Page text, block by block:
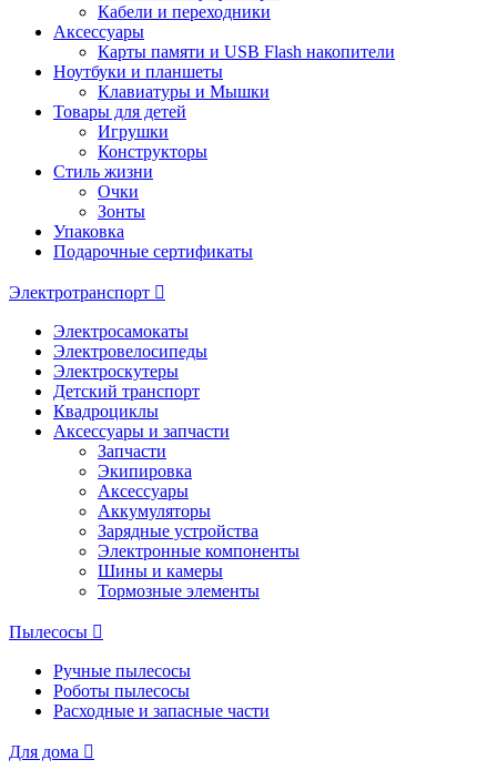
Кабели и переходники
Аксессуары
Карты памяти и USB Flash накопители
Ноутбуки и планшеты
Клавиатуры и Мышки
Товары для детей
Игрушки
Конструкторы
Стиль жизни
Очки
Зонты
Упаковка
Подарочные сертификаты
Электротранспорт
Электросамокаты
Электровелосипеды
Электроскутеры
Детский транспорт
Квадроциклы
Аксессуары и запчасти
Запчасти
Экипировка
Аксессуары
Аккумуляторы
Зарядные устройства
Электронные компоненты
Шины и камеры
Тормозные элементы
Пылесосы
Ручные пылесосы
Роботы пылесосы
Расходные и запасные части
Для дома